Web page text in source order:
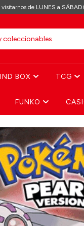
visitarnos de LUNES a
BOX TCG
FUNKO